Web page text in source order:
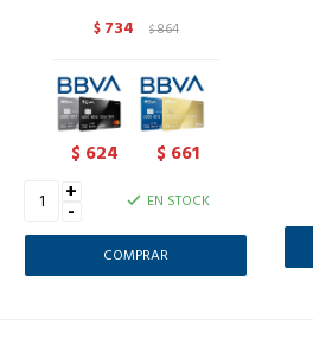
$ 734 $864
$ 624 $ 661
+
- EN STOCK